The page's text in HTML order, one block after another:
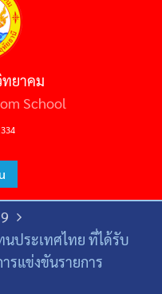
ะผู้
า
ทยาคม
School
9
ประเทศไทย​ ที่ได้รับ
รแข่งขันรายการ​